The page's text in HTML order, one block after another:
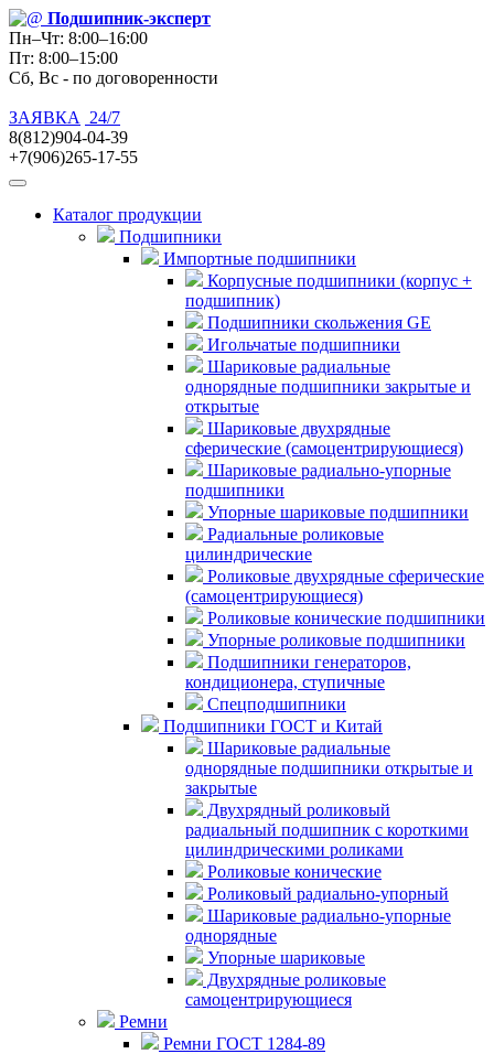
Подшипник-эксперт
Пн–Чт: 8:00–16:00
Пт: 8:00–15:00
Сб, Вс - по договоренности
ЗАЯВКА
24/7
8(812)904-04-39
+7(906)265-17-55
Каталог продукции
Подшипники
Импортные подшипники
Корпусные подшипники (корпус +
подшипник)
Подшипники скольжения GE
Игольчатые подшипники
Шариковые радиальные
однорядные подшипники закрытые и
открытые
Шариковые двухрядные
сферические (самоцентрирующиеся)
Шариковые радиально-упорные
подшипники
Упорные шариковые подшипники
Радиальные роликовые
цилиндрические
Роликовые двухрядные сферические
(самоцентрирующиеся)
Роликовые конические подшипники
Упорные роликовые подшипники
Подшипники генераторов,
кондиционера, ступичные
Спецподшипники
Подшипники ГОСТ и Китай
Шариковые радиальные
однорядные подшипники открытые и
закрытые
Двухрядный роликовый
радиальный подшипник с короткими
цилиндрическими роликами
Роликовые конические
Роликовый радиально-упорный
Шариковые радиально-упорные
однорядные
Упорные шариковые
Двухрядные роликовые
самоцентрирующиеся
Ремни
Ремни ГОСТ 1284-89